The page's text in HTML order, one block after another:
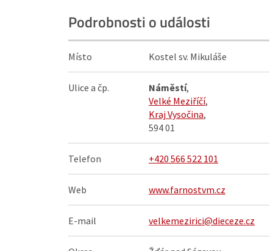
Podrobnosti o události
Místo Kostel sv. Mikuláše
Ulice a čp. Náměstí,
Velké Meziříčí,
Kraj Vysočina,
594 01
Telefon +420 566 522 101
Web www.farnostvm.cz
E-mail velkemezirici@dieceze.cz